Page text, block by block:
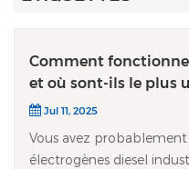
Comment
et où sont-ils le plus
Jul 11, 2025
Vous avez
électrogènes diesel